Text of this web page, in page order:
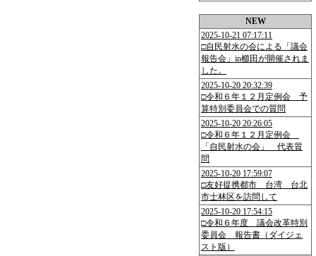
NEW
2025-10-21 07:17:11
□自民射水の会による「議会
報告会」in櫛田が開催されま
した。
2025-10-20 20:32:39
□令和６年１２月定例会 予
算特別委員会での質問
2025-10-20 20:26:05
□令和６年１２月定例会
「自民射水の会」 代表質
問
2025-10-20 17:59:07
□友好提携都市 台湾 台北
市士林区を訪問して
2025-10-20 17:54:15
□令和６年度 議会改革特別
委員会 報告書（ダイジェ
スト版）